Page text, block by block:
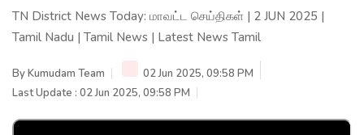
TN District News Today: மாவட்ட செய்திகள் | 2 JUN 2025 |
Tamil Nadu | Tamil News | Latest News Tamil
ByKumudam Team
02 Jun 2025, 09:58 PM
Last Update : 02 Jun 2025, 09:58 PM